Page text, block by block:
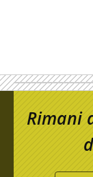
Rimani